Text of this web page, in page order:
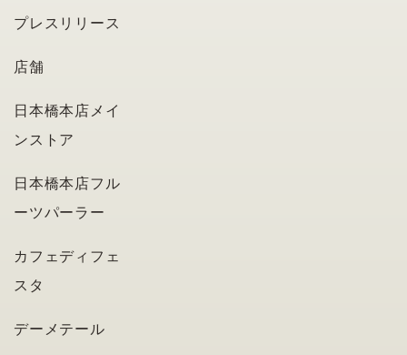
プレスリリース
店舗
日本橋本店メイ
ンストア
日本橋本店フル
ーツパーラー
カフェディフェ
スタ
デーメテール